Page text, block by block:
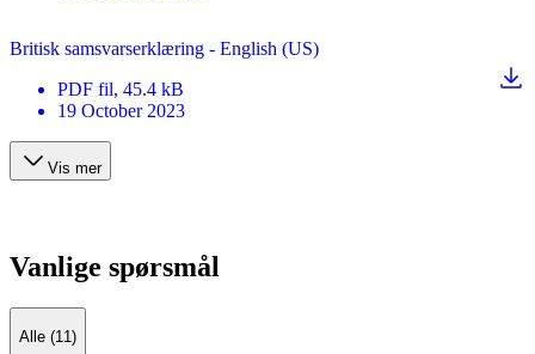
Britisk samsvarserklæring - English (US)
PDF fil, 45.4 kB
19 October 2023
Vis mer
Vanlige spørsmål
Alle (11)